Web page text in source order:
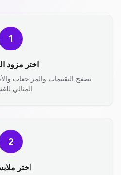
1
اختر مزود
تصفح التقييمات والمراجعات
المثالي
2
اختر